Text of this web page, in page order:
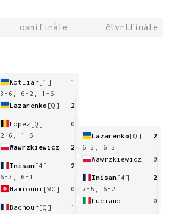
osmifinále čtvrtfinále
Kotliar[1]
1
3-6, 6-2, 1-6
Lazarenko [Q] 2
Lopez [Q]
0
2-6, 1-6
Wawrzkiewicz
2
Inisan[4]
2
6-3, 6-1
Hamrouni [WC] 0
Bachour[Q]
1
Lazarenko [Q]
2
6-3, 6-3
Wawrzkiewicz
0
Inisan[4]
2
7-5, 6-2
Luciano
0